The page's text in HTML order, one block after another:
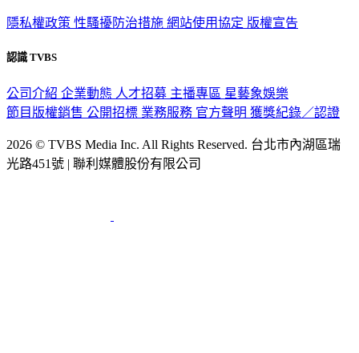
隱私權政策 性騷擾防治措施 網站使用協定 版權宣告
認識 TVBS
公司介紹 企業動態 人才招募 主播專區 星藝象娛樂
節目版權銷售 公開招標 業務服務 官方聲明 獲獎紀錄／認證
2026 © TVBS Media Inc. All Rights Reserved. 台北市內湖區瑞
光路451號 | 聯利媒體股份有限公司